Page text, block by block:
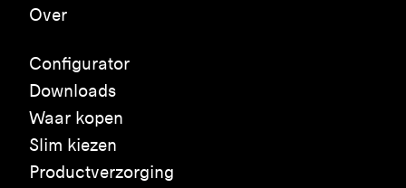
Over
Configurator
Downloads
Waar kopen
Slim kiezen
Productverzorging